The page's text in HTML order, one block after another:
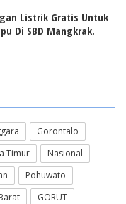
Listrik Gratis Untuk
Di SBD Mangkrak.
Gorontalo
Timur
Nasional
Pohuwato
GORUT